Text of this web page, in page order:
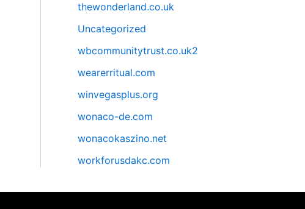
thewonderland.co.uk
Uncategorized
wbcommunitytrust.co.uk2
wearerritual.com
winvegasplus.org
wonaco-de.com
wonacokaszino.net
workforusdakc.com